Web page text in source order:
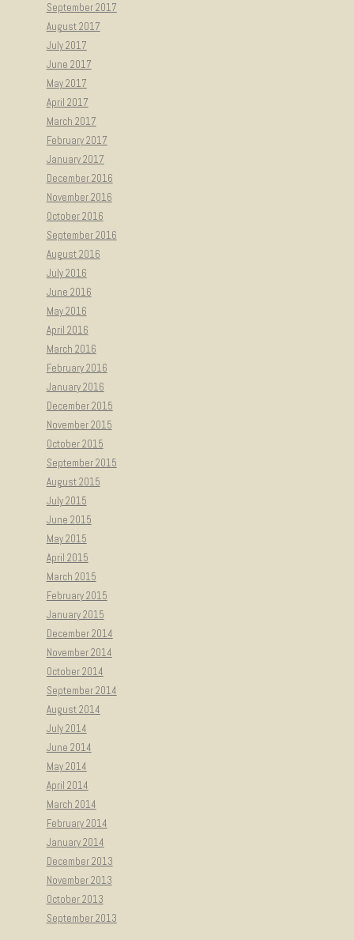
September 2017
August 2017
July 2017
June 2017
May 2017
April 2017
March 2017
February 2017
January 2017
December 2016
November 2016
October 2016
September 2016
August 2016
July 2016
June 2016
May 2016
April 2016
March 2016
February 2016
January 2016
December 2015
November 2015
October 2015
September 2015
August 2015
July 2015
June 2015
May 2015
April 2015
March 2015
February 2015
January 2015
December 2014
November 2014
October 2014
September 2014
August 2014
July 2014
June 2014
May 2014
April 2014
March 2014
February 2014
January 2014
December 2013
November 2013
October 2013
September 2013